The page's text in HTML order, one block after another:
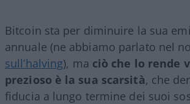
Bitcoin sta per diminuire la sua
annuale (ne abbiamo parlato nel
sull’halving), ma ciò che lo rende
prezioso è la sua scarsità, che
fiducia a lungo termine dei suoi